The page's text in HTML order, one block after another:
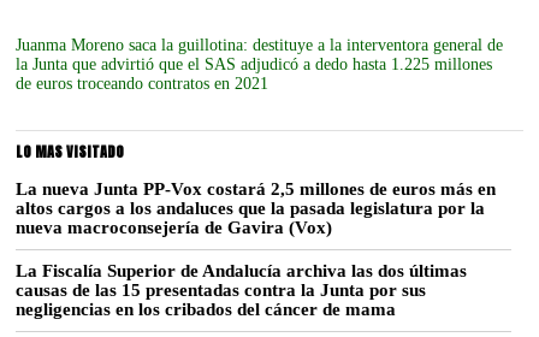
Juanma Moreno saca la guillotina: destituye a la interventora general de
la Junta que advirtió que el SAS adjudicó a dedo hasta 1.225 millones
de euros troceando contratos en 2021
LO MAS VISITADO
La nueva Junta PP-Vox costará 2,5 millones de euros más en
altos cargos a los andaluces que la pasada legislatura por la
nueva macroconsejería de Gavira (Vox)
La Fiscalía Superior de Andalucía archiva las dos últimas
causas de las 15 presentadas contra la Junta por sus
negligencias en los cribados del cáncer de mama